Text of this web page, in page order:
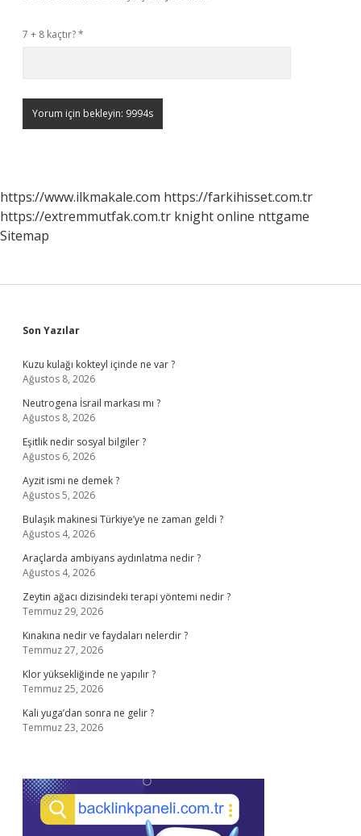
7 + 8 kaçtır?*
https://www.ilkmakale.com https://farkihisset.com.tr
https://extremmutfak.com.tr knight online nttgame
Sitemap
Sidebar
Son Yazılar
Kuzu kulağı kokteyl içinde ne var ?
Ağustos 8, 2026
Neutrogena İsrail markası mı ?
Ağustos 8, 2026
Eşitlik nedir sosyal bilgiler ?
Ağustos 6, 2026
Ayzit ismi ne demek ?
Ağustos 5, 2026
Bulaşık makinesi Türkiye’ye ne zaman geldi ?
Ağustos 4, 2026
Araçlarda ambiyans aydınlatma nedir ?
Ağustos 4, 2026
Zeytin ağacı dizisindeki terapi yöntemi nedir ?
Temmuz 29, 2026
Kınakına nedir ve faydaları nelerdir ?
Temmuz 27, 2026
Klor yüksekliğinde ne yapılır ?
Temmuz 25, 2026
Kali yuga’dan sonra ne gelir ?
Temmuz 23, 2026